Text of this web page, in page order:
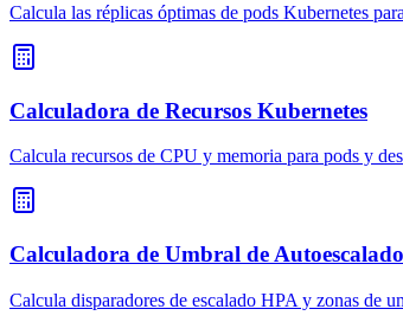
Calcula las réplicas óptimas de pods Kubernetes
Calculadora de Recursos Kubernetes
Calcula recursos de CPU y memoria para pods y
Calculadora de Umbral de Autoescalado
Calcula disparadores de escalado HPA y zonas de